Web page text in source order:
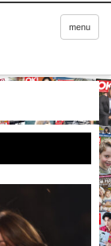
menu